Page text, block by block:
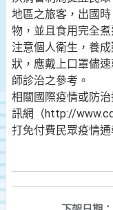
地區之旅客，出國
物，並且食用完全
注意個人衛生，養
狀，應戴上口罩儘
師診治之參考。
相關國際疫情或防
訊網（http://
打免付費民眾疫情